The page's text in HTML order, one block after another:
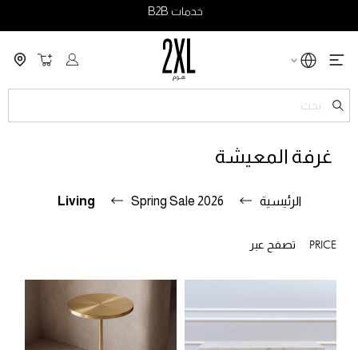
خدمات B2B
سلة
غرفة المعيشة
الرئيسية Spring Sale 2026
Living
PRICE تصفح عبر